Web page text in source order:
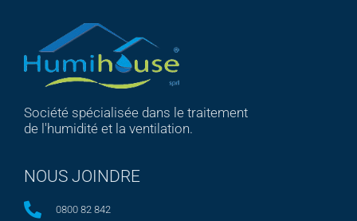
Société spécialisée dans le traitement
de l'humidité et la ventilation.
NOUS JOINDRE
0800 82 842